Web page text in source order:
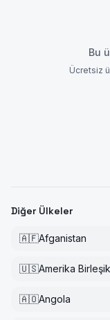
Bu
Ücretsiz
Diğer Ülkeler
🇦🇫Afganistan
🇺🇸
🇦🇴Angola